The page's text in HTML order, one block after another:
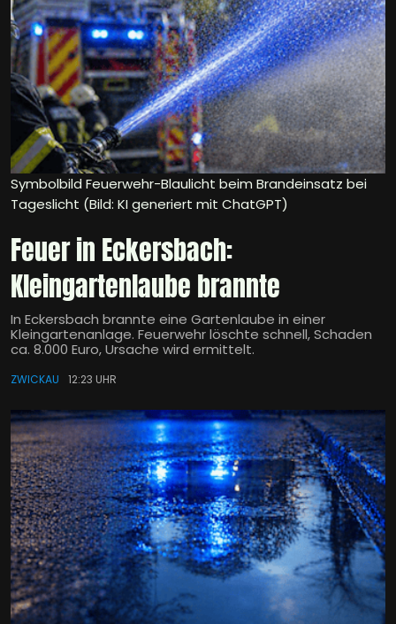
Symbolbild Feuerwehr-Blaulicht beim Brandeinsatz bei
Tageslicht (Bild: KI generiert mit ChatGPT)
Feuer in Eckersbach:
Kleingartenlaube brannte
In Eckersbach brannte eine Gartenlaube in einer
Kleingartenanlage. Feuerwehr löschte schnell, Schaden
ca. 8.000 Euro, Ursache wird ermittelt.
ZWICKAU 12:23 UHR